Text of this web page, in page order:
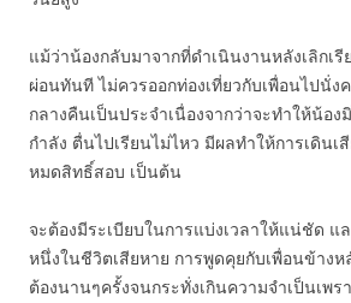
แม้ว่าน้องกลับมาจากที่ดำเนินงานหลังเลิกเ
ผ่อนทันที ไม่ควรออกท่องเที่ยวกับเพื่อนไปนั่
กลางคืนเป็นประจำเนื่องจากว่าจะทำให้น้อ
กำลัง ตื่นไปเรียนไม่ไหว มีผลทำให้การเดินเ
หมดสิทธิ์สอบ เป็นต้น
จะต้องมีระเบียบในการแบ่งเวลาให้แน่ชัด
หนึ่งในชีวิตเสียหาย การพูดคุยกับเพื่อนข้างห
ต้องนานๆครั้งจนกระทั่งเกินความจำเป็นเพ